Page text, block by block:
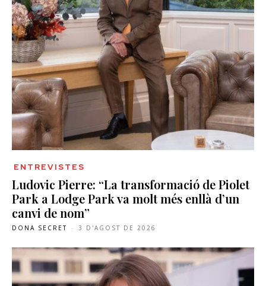
ENTREVISTES
Ludovic Pierre: “La transformació de Piolet
Park a Lodge Park va molt més enllà d’un
canvi de nom”
DONA SECRET - 3 D'AGOST DE 2026